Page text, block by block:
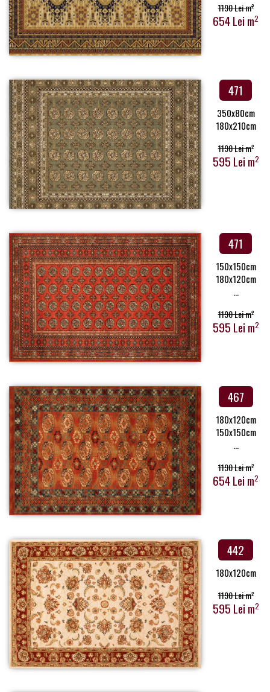
1190 Lei m2
654 Lei m2
471
350x80cm
180x210cm
1190 Lei m2
595 Lei m2
471
150x150cm
180x120cm
...
1190 Lei m2
595 Lei m2
467
180x120cm
150x150cm
...
1190 Lei m2
654 Lei m2
442
180x120cm
1190 Lei m2
595 Lei m2